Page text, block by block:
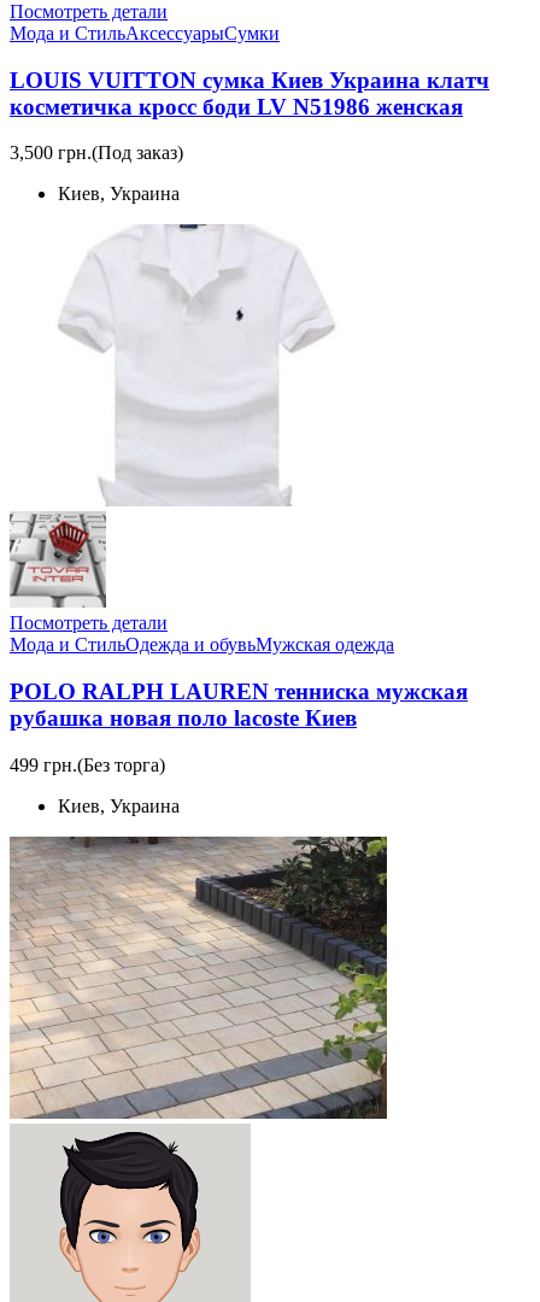
Посмотреть детали
Мода и СтильАксессуарыСумки
LOUIS VUITTON сумка Киев Украина клатч
косметичка кросс боди LV N51986 женская
3,500 грн.(Под заказ)
Киев, Украина
Посмотреть детали
Мода и СтильОдежда и обувьМужская одежда
POLO RALPH LAUREN тенниска мужская
рубашка новая поло lacoste Киев
499 грн.(Без торга)
Киев, Украина